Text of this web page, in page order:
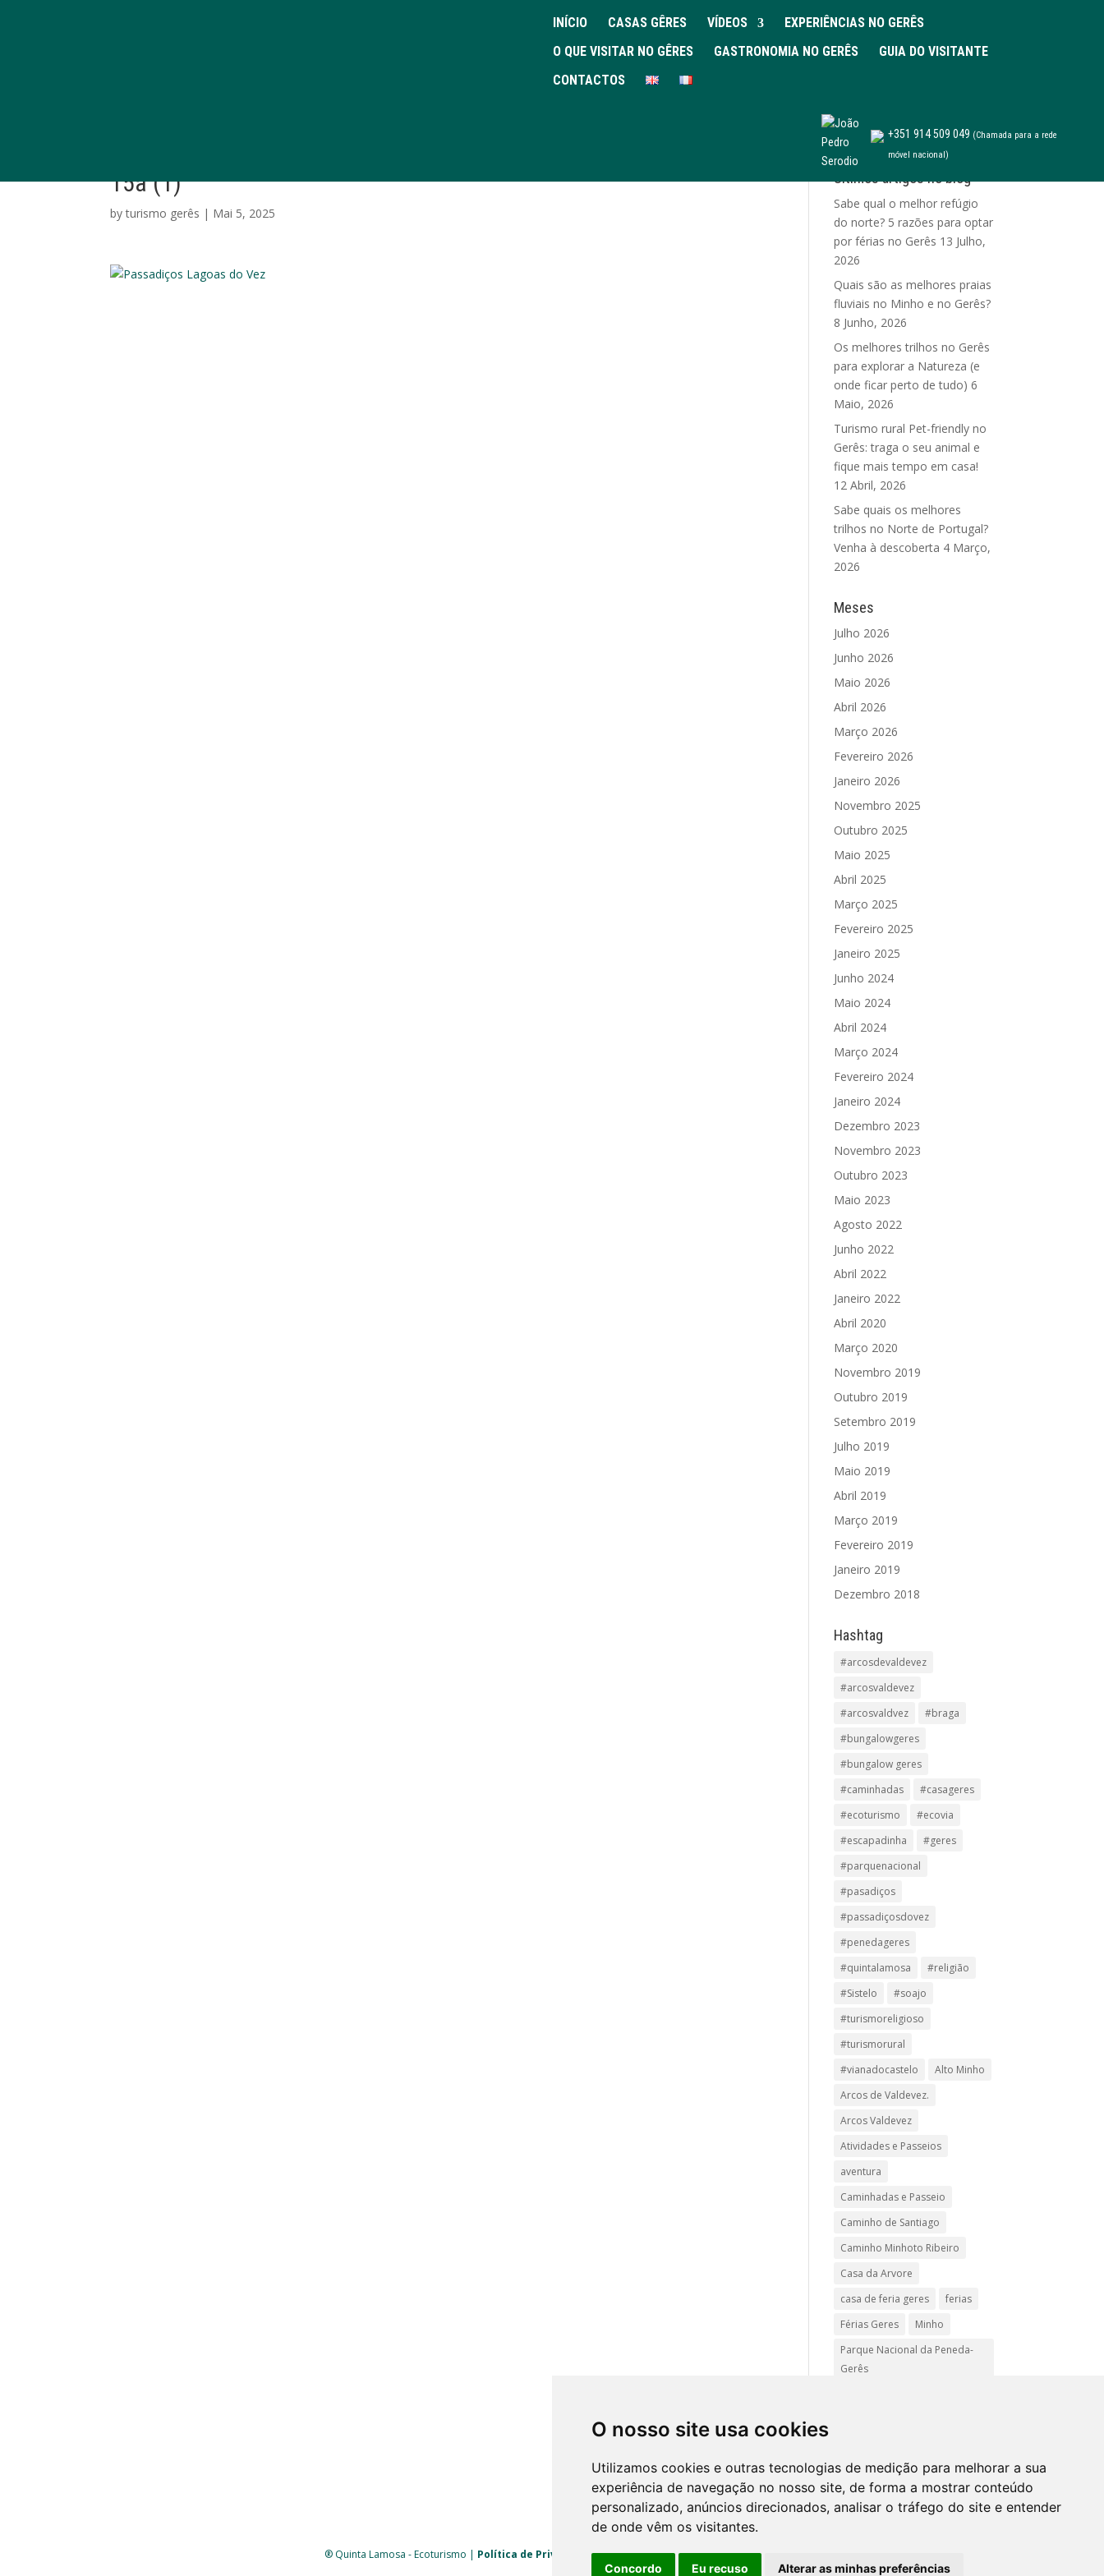
O nosso site usa cookies
Utilizamos cookies e outras tecnologias de medição para melhorar a sua
experiência de navegação no nosso site, de forma a mostrar conteúdo
personalizado, anúncios direcionados, analisar o tráfego do site e entender
de onde vêm os visitantes.
Concordo Eu recuso Alterar as minhas preferências
INÍCIO CASAS GÊRES VÍDEOS
EXPERIÊNCIAS NO GERÊS
O QUE VISITAR NO GÊRES
GASTRONOMIA NO GERÊS
GUIA DO VISITANTE
CONTACTOS
+351 914 509 049 (Chamada para a rede
móvel nacional)
15a (1)
byturismo gerês | Mai 5, 2025
Últimos artigos no blog
Sabe qual o melhor refúgio
do norte? 5 razões para optar
por férias no Gerês 13 Julho,
2026
Quais são as melhores praias
fluviais no Minho e no Gerês?
8 Junho, 2026
Os melhores trilhos no Gerês
para explorar a Natureza (e
onde ficar perto de tudo) 6
Maio, 2026
Turismo rural Pet-friendly no
Gerês: traga o seu animal e
fique mais tempo em casa!
12 Abril, 2026
Sabe quais os melhores
trilhos no Norte de Portugal?
Venha à descoberta 4 Março,
2026
Meses
Julho 2026
Junho 2026
Maio 2026
Abril 2026
Março 2026
Fevereiro 2026
Janeiro 2026
Novembro 2025
Outubro 2025
Maio 2025
Abril 2025
Março 2025
Fevereiro 2025
Janeiro 2025
Junho 2024
Maio 2024
Abril 2024
Março 2024
Fevereiro 2024
Janeiro 2024
Dezembro 2023
Novembro 2023
Outubro 2023
Maio 2023
Agosto 2022
Junho 2022
Abril 2022
Janeiro 2022
Abril 2020
Março 2020
Novembro 2019
Outubro 2019
Setembro 2019
Julho 2019
Maio 2019
Abril 2019
Março 2019
Fevereiro 2019
Janeiro 2019
Dezembro 2018
Hashtag
#arcosdevaldevez
#arcosvaldevez
#arcosvaldvez
#braga
#bungalowgeres
#bungalow geres
#caminhadas
#casageres
#ecoturismo
#ecovia
#escapadinha
#geres
#parquenacional
#pasadiços
#passadiçosdovez
#penedageres
#quintalamosa
#religião
#Sistelo
#soajo
#turismoreligioso
#turismorural
#vianadocastelo
Alto Minho
Arcos de Valdevez.
Arcos Valdevez
Atividades e Passeios
aventura
Caminhadas e Passeio
Caminho de Santiago
Caminho Minhoto Ribeiro
Casa da Arvore
casa de feria geres
ferias
Férias Geres
Minho
Parque Nacional da Peneda-
Gerês
Turismo Rural Gerês
® Quinta Lamosa - Ecoturismo | Política de Privacidade|Livro de Reclamações| Mapasite